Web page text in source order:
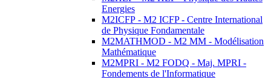
Energies
M2ICFP - M2 ICFP - Centre International
de Physique Fondamentale
M2MATHMOD - M2 MM - Modélisation
Mathématique
M2MPRI - M2 FODQ - Maj. MPRI -
Fondements de l'Informatique